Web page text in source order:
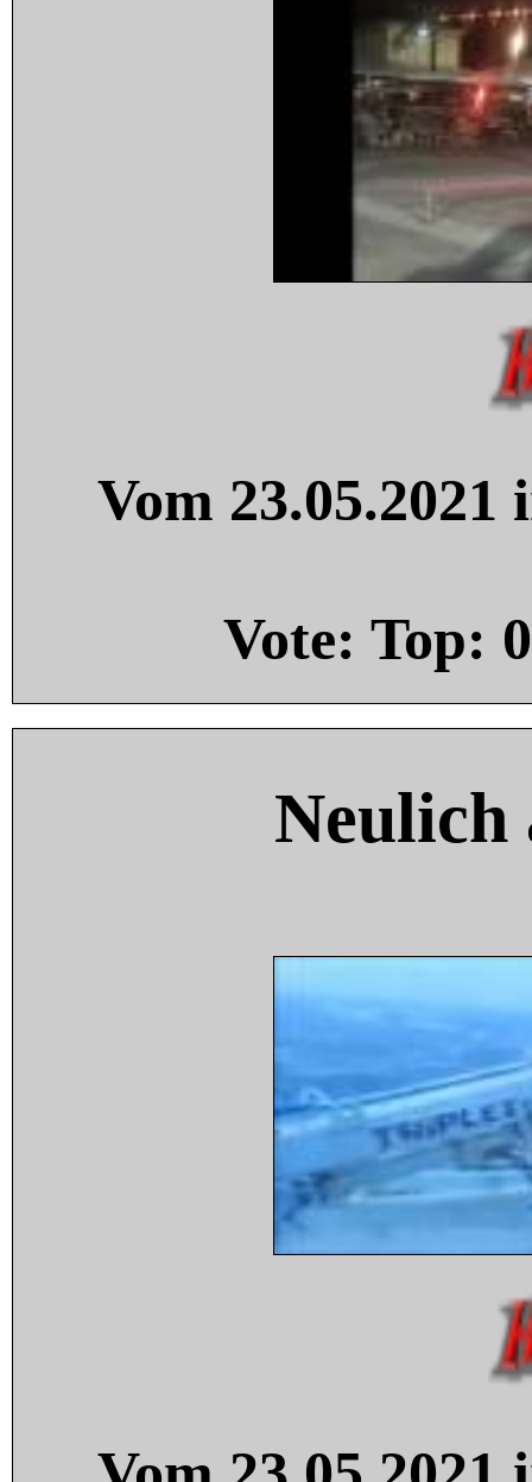
Vom
Vote: Top: 0
Neulich